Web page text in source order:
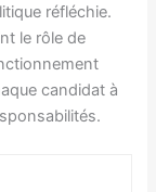
réfléchie.
le rôle de
candidat à